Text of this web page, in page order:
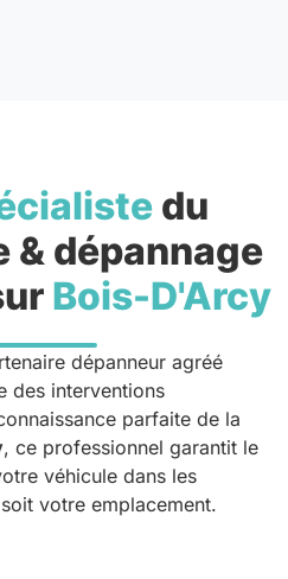
du
& dépannage
Bois-D'Arcy
dépanneur agréé
des interventions
parfaite de la
, ce professionnel garantit le
véhicule dans les
votre emplacement.